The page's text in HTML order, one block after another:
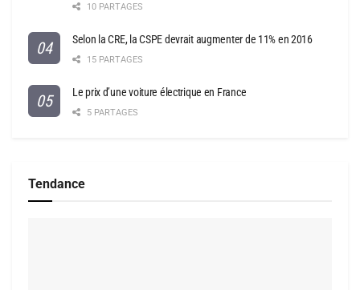
10 PARTAGES
Selon la CRE, la CSPE devrait augmenter de 11% en 2016
15 PARTAGES
Le prix d’une voiture électrique en France
5 PARTAGES
Tendance